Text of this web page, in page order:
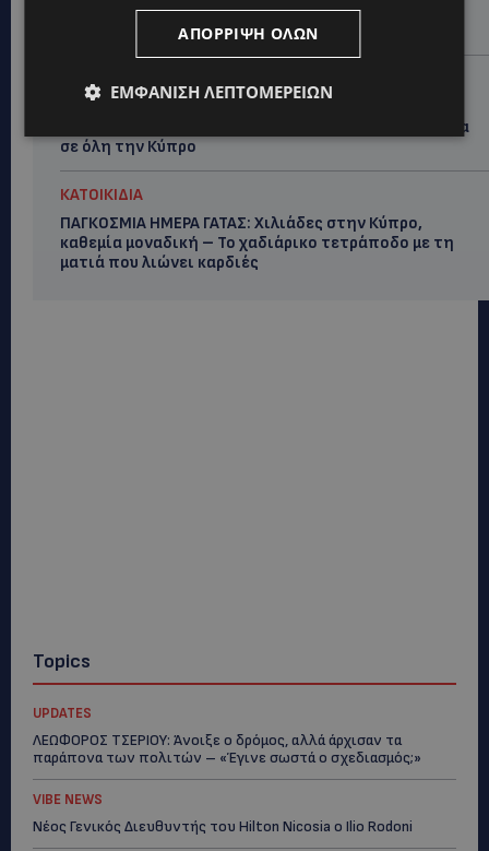
Η Peugeot είναι ο επίσημος συνεργάτης του
Φεστιβάλ Κινηματογράφου της Βενετίας
VIBE NEWS
Lidl Better Living Days #summer2026: Ένα μοναδικό
ταξίδι ευεξίας, γεμάτο γεύση, ενέργεια και χαμόγελα
σε όλη την Κύπρο
ΚΑΤΟΙΚΙΔΙΑ
ΠΑΓΚΟΣΜΙΑ ΗΜΕΡΑ ΓΑΤΑΣ: Χιλιάδες στην Κύπρο,
καθεμία μοναδική – Το χαδιάρικο τετράποδο με τη
ματιά που λιώνει καρδιές
Topics
UPDATES
ΛΕΩΦΟΡΟΣ ΤΣΕΡΙΟΥ: Άνοιξε ο δρόμος, αλλά άρχισαν τα
παράπονα των πολιτών – «Έγινε σωστά ο σχεδιασμός;»
VIBE NEWS
Νέος Γενικός Διευθυντής του Hilton Nicosia ο Ilio Rodoni
ΑΠΌΡΡΙΨΗ ΌΛΩΝ
ΕΜΦΆΝΙΣΗ ΛΕΠΤΟΜΕΡΕΙΏΝ